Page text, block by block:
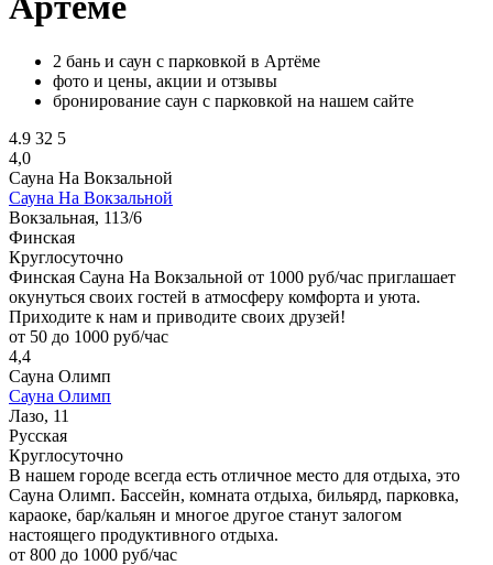
2 бань и саун с парковкой в Артёме
фото и цены, акции и отзывы
бронирование саун с парковкой на нашем сайте
4.9 32 5
4,0
Сауна На Вокзальной
Сауна На Вокзальной
Вокзальная, 113/6
Финская
Круглосуточно
Финская Сауна На Вокзальной от 1000 руб/час приглашает
окунуться своих гостей в атмосферу комфорта и уюта.
Приходите к нам и приводите своих друзей!
от 50 до 1000 руб/час
4,4
Сауна Олимп
Сауна Олимп
Лазо, 11
Русская
Круглосуточно
В нашем городе всегда есть отличное место для отдыха, это
Сауна Олимп. Бассейн, комната отдыха, бильярд, парковка,
караоке, бар/кальян и многое другое станут залогом
настоящего продуктивного отдыха.
от 800 до 1000 руб/час